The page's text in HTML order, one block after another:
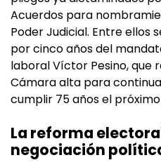
Acuerdos para
Poder Judicial. Entre ellos
por cinco años del
laboral Víctor Pesino, que
Cámara alta para
cumplir 75 años el próximo
La reforma
negociación